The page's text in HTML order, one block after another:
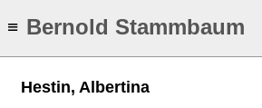
≡ Bernold Stammbaum
Hestin, Albertina